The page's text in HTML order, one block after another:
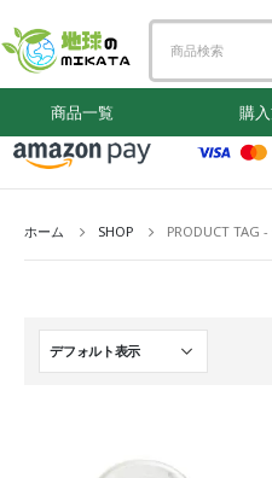
商品一覧 購
ホーム SHOP PRODUCT TAG -